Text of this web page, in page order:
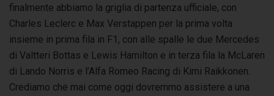
finalmente abbiamo la griglia di partenza ufficiale, con
Charles Leclerc e Max Verstappen per la prima volta
insieme in prima fila in F1, con alle spalle le due Mercedes
di Valtteri Bottas e Lewis Hamilton e in terza fila la McLaren
di Lando Norris e l’Alfa Romeo Racing di Kimi Raikkonen.
Crediamo che mai come oggi dovremmo assistere a una